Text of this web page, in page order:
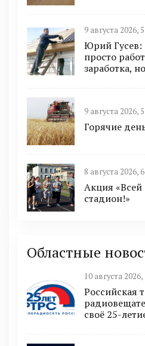
9 августа 2026,
Юрий Гусев:
просто
заработка,
9 августа 2026,
Горячие
8 августа 2026,
Акция
стадион!»
Областные
10 августа
Российская
своё 25-